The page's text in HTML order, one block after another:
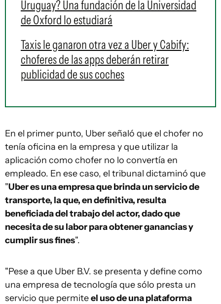
Uruguay? Una fundación de la Universidad
de Oxford lo estudiará
Taxis le ganaron otra vez a Uber y Cabify:
choferes de las apps deberán retirar
publicidad de sus coches
En el primer punto, Uber señaló que el chofer no
tenía oficina en la empresa y que utilizar la
aplicación como chofer no lo convertía en
empleado. En ese caso, el tribunal dictaminó que
"Uber es una empresa que brinda un servicio de
transporte, la que, en definitiva, resulta
beneficiada del trabajo del actor, dado que
necesita de su labor para obtener ganancias y
cumplir sus fines".
"Pese a que Uber B.V. se presenta y define como
una empresa de tecnología que sólo presta un
servicio que permiteel uso de una plataforma